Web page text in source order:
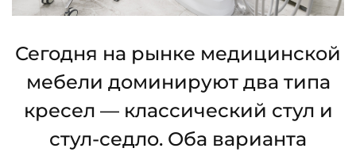
Сегодня на рынке медицинской
мебели доминируют два типа
кресел — классический стул и
стул-седло. Оба варианта